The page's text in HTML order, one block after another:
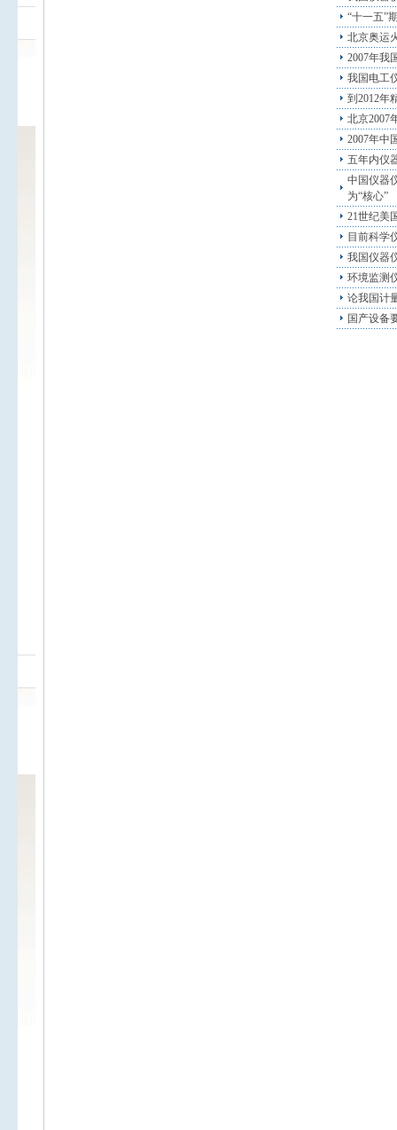
“十一五”
北京奥运
2007年我
我国电工
到2012年
北京2007
2007年中
五年内仪
中国仪器
为“核心”
21世纪美
目前科学
我国仪器
环境监测
论我国计
国产设备